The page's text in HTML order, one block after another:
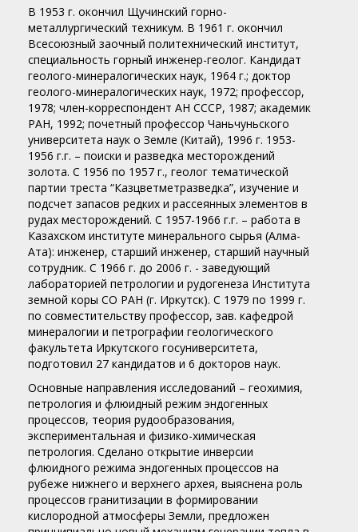
В 1953 г. окончил Щучинский горно-
металлургический техникум. В 1961 г. окончил
Всесоюзный заочный политехнический институт,
специальность горный инженер-геолог. Кандидат
геолого-минералогических наук, 1964 г.; доктор
геолого-минералогических наук, 1972; профессор,
1978; член-корреспондент АН СССР, 1987; академик
РАН, 1992; почетный профессор Чаньчуньского
университета наук о Земле (Китай), 1996 г. 1953-
1956 г.г. – поиски и разведка месторождений
золота. С 1956 по 1957 г., геолог тематической
партии треста “Казцветметразведка”, изучение и
подсчет запасов редких и рассеянных элементов в
рудах месторождений. С 1957-1966 г.г. – работа в
Казахском институте минерального сырья (Алма-
Ата): инженер, старший инженер, старший научный
сотрудник. С 1966 г. до 2006 г. - заведующий
лабораторией петрологии и рудогенеза Института
земной коры СО РАН (г. Иркутск). С 1979 по 1999 г.
по совместительству профессор, зав. кафедрой
минералогии и петрографии геологического
факультета Иркутского госуниверситета,
подготовил 27 кандидатов и 6 докторов наук.
Основные направления исследований – геохимия,
петрология и флюидный режим эндогенных
процессов, теория рудообразования,
экспериментальная и физико-химическая
петрология. Сделано открытие инверсии
флюидного режима эндогенных процессов на
рубеже нижнего и верхнего архея, выяснена роль
процессов гранитизации в формировании
кислородной атмосферы Земли, предложен